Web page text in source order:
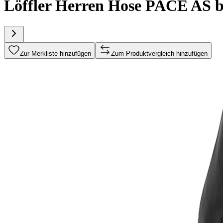
Löffler Herren Hose PACE AS
Zur Merkliste hinzufügen Zum Produktvergleich hinzufügen